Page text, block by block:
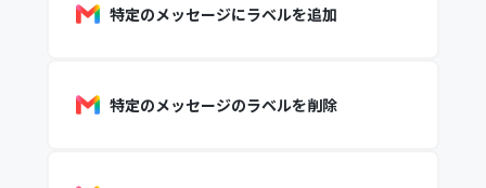
特定のメッセージにラベルを追加
特定のメッセージのラベルを削除